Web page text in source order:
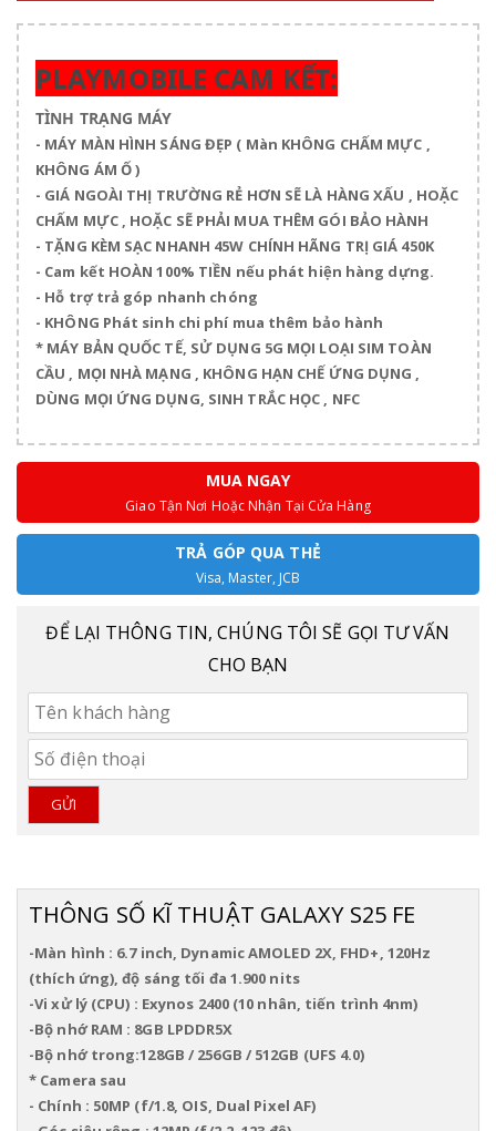
PLAYMOBILE CAM KẾT:
TÌNH TRẠNG MÁY
- MÁY MÀN HÌNH SÁNG ĐẸP ( Màn KHÔNG CHẤM MỰC ,
KHÔNG ÁM Ố )
- GIÁ NGOÀI THỊ TRƯỜNG RẺ HƠN SẼ LÀ HÀNG XẤU , HOẶC
CHẤM MỰC , HOẶC SẼ PHẢI MUA THÊM GÓI BẢO HÀNH
- TẶNG KÈM SẠC NHANH 45W CHÍNH HÃNG TRỊ GIÁ 450K
- Cam kết HOÀN 100% TIỀN nếu phát hiện hàng dựng.
- Hỗ trợ trả góp nhanh chóng
- KHÔNG Phát sinh chi phí mua thêm bảo hành
* MÁY BẢN QUỐC TẾ, SỬ DỤNG 5G MỌI LOẠI SIM TOÀN
CẦU , MỌI NHÀ MẠNG , KHÔNG HẠN CHẾ ỨNG DỤNG ,
DÙNG MỌI ỨNG DỤNG, SINH TRẮC HỌC , NFC
MUA NGAY
Giao Tận Nơi Hoặc Nhận Tại Cửa Hàng
TRẢ GÓP QUA THẺ
Visa, Master, JCB
ĐỂ LẠI THÔNG TIN, CHÚNG TÔI SẼ GỌI TƯ VẤN
CHO BẠN
GỬI
THÔNG SỐ KĨ THUẬT GALAXY S25 FE
-Màn hình : 6.7 inch, Dynamic AMOLED 2X, FHD+, 120Hz
(thích ứng), độ sáng tối đa 1.900 nits
-Vi xử lý (CPU) : Exynos 2400 (10 nhân, tiến trình 4nm)
-Bộ nhớ RAM : 8GB LPDDR5X
-Bộ nhớ trong:128GB / 256GB / 512GB (UFS 4.0)
* Camera sau
- Chính : 50MP (f/1.8, OIS, Dual Pixel AF)